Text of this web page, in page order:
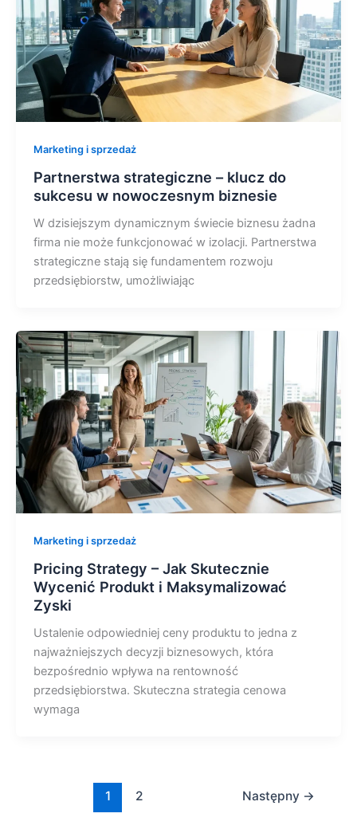
Marketing i sprzedaż
Partnerstwa strategiczne – klucz do
sukcesu w nowoczesnym biznesie
W dzisiejszym dynamicznym świecie biznesu żadna
firma nie może funkcjonować w izolacji. Partnerstwa
strategiczne stają się fundamentem rozwoju
przedsiębiorstw, umożliwiając
Marketing i sprzedaż
Pricing Strategy – Jak Skutecznie
Wycenić Produkt i Maksymalizować
Zyski
Ustalenie odpowiedniej ceny produktu to jedna z
najważniejszych decyzji biznesowych, która
bezpośrednio wpływa na rentowność
przedsiębiorstwa. Skuteczna strategia cenowa
wymaga
1 2 Następny →